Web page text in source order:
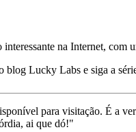
na Internet, com
blog Lucky Labs e siga a
para visitação. É a
ai que dó!"